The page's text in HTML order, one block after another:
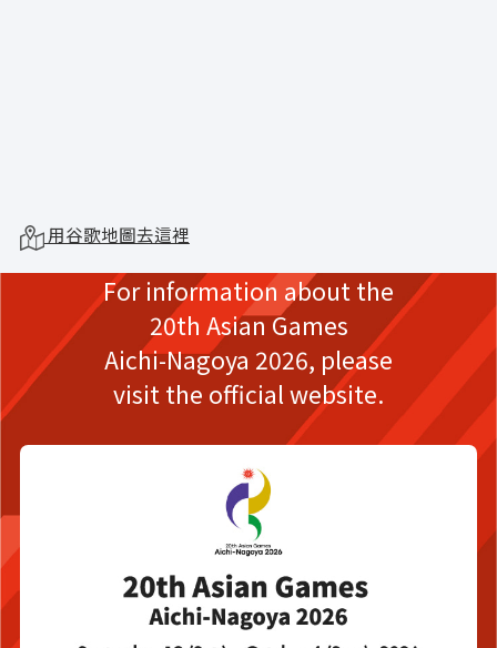
用谷歌地圖去這裡
For information about the
20th Asian Games
Aichi-Nagoya 2026, please
visit the official website.